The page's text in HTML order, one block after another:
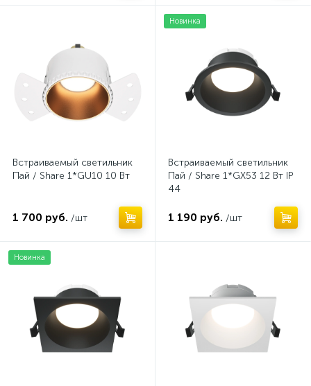
Встраиваемый светильник
Пай / Share 1*GU10 10 Вт
1 700 руб. /шт
Новинка
Встраиваемый светильник
Пай / Share 1*GX53 12 Вт IP
44
1 190 руб. /шт
Новинка